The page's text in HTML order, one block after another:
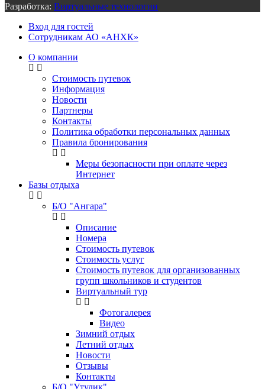
Разработка: Виртуальные технологии
Вход для гостей
Сотрудникам АО «АНХК»
О компании
Стоимость путевок
Информация
Новости
Партнеры
Контакты
Политика обработки персональных данных
Правила бронирования
Меры безопасности при оплате через
Интернет
Базы отдыха
Б/О "Ангара"
Описание
Номера
Стоимость путевок
Стоимость услуг
Стоимость путевок для организованных
групп школьников и студентов
Виртуальный тур
Фотогалерея
Видео
Зимний отдых
Летний отдых
Новости
Отзывы
Контакты
Б/О "Утулик"